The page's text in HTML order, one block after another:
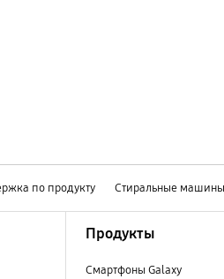
по продукту Стиральные машины
Продукты
Смартфоны Galaxy